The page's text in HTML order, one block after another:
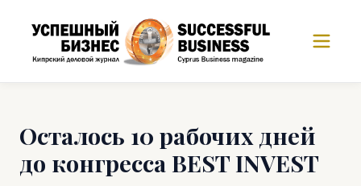
Осталось 10 рабочих дней
до конгресса BEST INVEST